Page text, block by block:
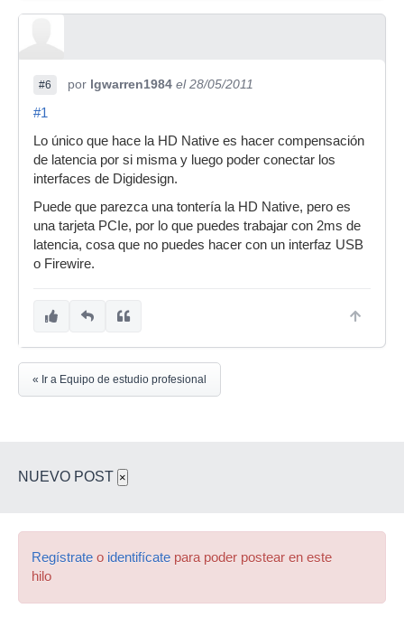
#6 por lgwarren1984 el 28/05/2011
#1
Lo único que hace la HD Native es hacer compensación
de latencia por si misma y luego poder conectar los
interfaces de Digidesign.
Puede que parezca una tontería la HD Native, pero es
una tarjeta PCIe, por lo que puedes trabajar con 2ms de
latencia, cosa que no puedes hacer con un interfaz USB
o Firewire.
« Ir a Equipo de estudio profesional
NUEVO POST ×
Regístrate o identifícate para poder postear en este
hilo